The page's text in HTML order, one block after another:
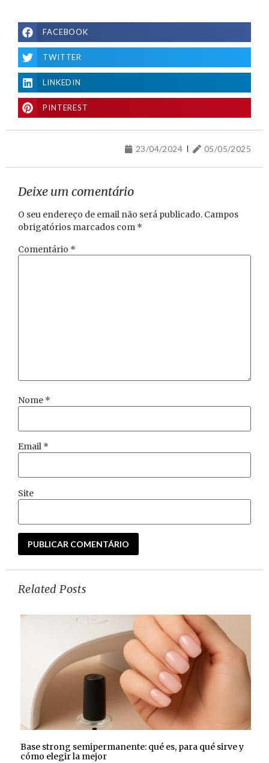
FACEBOOK
TWITTER
LINKEDIN
PINTEREST
23/04/2024 05/05/2025
Deixe um comentário
O seu endereço de email não será publicado. Campos
obrigatórios marcados com *
Comentário *
Nome *
Email *
Site
Related Posts
Base strong semipermanente: qué es, para qué sirve y
cómo elegir la mejor